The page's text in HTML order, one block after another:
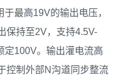
最高19V的输出电压，
保持至2V，支持4.5V-
定100V。输出灌电流高
控制外部N沟道同步整流